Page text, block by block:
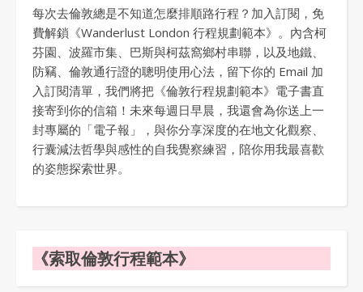
每次去倫敦總是不知道怎麼排順路行程？加入訂閱，免
費解鎖《Wanderlust London 行程規劃範本》。內含柯
芬園、波羅市集、巴斯與柯茲窩鄉村串聯，以及地鐵、
防竊、倫敦通行證的聰明使用心法，留下你的 Email 加
入訂閱清單，我們將把《倫敦行程規劃範本》電子書直
接寄到你的信箱！未來每週日早晨，我還會為你送上一
封專屬的「電子報」，與你分享深度的在地文化觀察、
行囊減法哲學與感性的自我覺察練習，陪你用我最喜歡
的姿態探索世界。
《索取倫敦行程範本》